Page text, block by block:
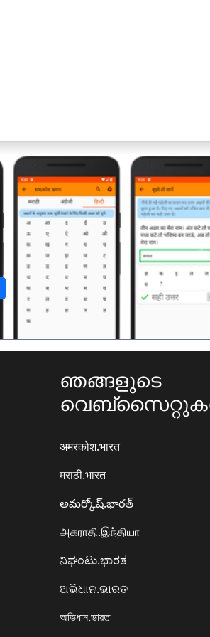
ഞങ്ങളുടെ
अमरकोश.भारत
मराठी.भारत
అమర్కోష్.భారత్
அகராதி.இந்தியா
ನಿಘಂಟು.ಭಾರತ
ଅଭିଧାନ.ଭାରତ
অভিধান.ভারত